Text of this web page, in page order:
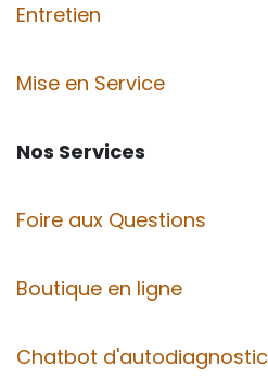
Entretien
Mise en Service
Nos Services
Foire aux Questions
Boutique en ligne
Chatbot d'autodiagnostic